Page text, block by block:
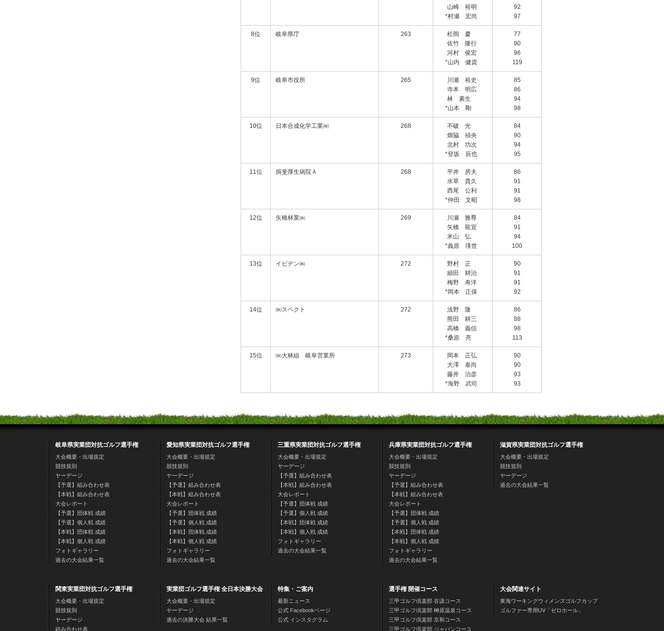
山崎 裕明
*村瀬 宏尚
92
97
8位 岐阜県庁 263
松岡 慶
佐竹 隆行
河村 俊宏
*山内 健資
77
90
96
119
9位 岐阜市役所 265
川瀬 裕史
寺本 明広
林 素生
*山本 剛
85
86
94
98
10位 日本合成化学工業㈱ 268
不破 光
畑脇 禎央
北村 功次
*登坂 辰也
84
90
94
95
11位 揖斐厚生病院Ａ 268
平井 房夫
水草 貴久
西尾 公利
*仲田 文昭
86
91
91
98
12位 矢橋林業㈱ 269
川瀬 雅尊
矢橋 龍宜
米山 弘
*義原 瑛世
84
91
94
100
13位 イビデン㈱ 272
野村 正
細田 耕治
梅野 寿洋
*岡本 正保
90
91
91
92
14位 ㈱スペクト 272
浅野 隆
熊田 耕三
高橋 義信
*桑原 亮
86
88
98
113
15位 ㈱大林組 岐阜営業所 273
岡本 正弘
大澤 泰尚
藤井 治彦
*海野 武司
90
90
93
93
岐阜県実業団対抗ゴルフ選手権
大会概要・出場規定
競技規則
ヤーデージ
【予選】組み合わせ表
【本戦】組み合わせ表
大会レポート
【予選】団体戦 成績
【予選】個人戦 成績
【本戦】団体戦 成績
【本戦】個人戦 成績
フォトギャラリー
過去の大会結果一覧
愛知県実業団対抗ゴルフ選手権
大会概要・出場規定
競技規則
ヤーデージ
【予選】組み合わせ表
【本戦】組み合わせ表
大会レポート
【予選】団体戦 成績
【予選】個人戦 成績
【本戦】団体戦 成績
【本戦】個人戦 成績
フォトギャラリー
過去の大会結果一覧
三重県実業団対抗ゴルフ選手権
大会概要・出場規定
ヤーデージ
【予選】組み合わせ表
【本戦】組み合わせ表
大会レポート
【予選】団体戦 成績
【予選】個人戦 成績
【本戦】団体戦 成績
【本戦】個人戦 成績
フォトギャラリー
過去の大会結果一覧
兵庫県実業団対抗ゴルフ選手権
大会概要・出場規定
競技規則
ヤーデージ
【予選】組み合わせ表
【本戦】組み合わせ表
大会レポート
【予選】団体戦 成績
【予選】個人戦 成績
【本戦】団体戦 成績
【本戦】個人戦 成績
フォトギャラリー
過去の大会結果一覧
滋賀県実業団対抗ゴルフ選手権
大会概要・出場規定
競技規則
ヤーデージ
過去の大会結果一覧
関東実業団対抗ゴルフ選手権
大会概要・出場規定
競技規則
ヤーデージ
組み合わせ表
実業団ゴルフ選手権 全日本決勝大会
大会概要・出場規定
ヤーデージ
過去の決勝大会 結果一覧
特集・ご案内
最新ニュース
公式 Facebookページ
公式 インスタグラム
選手権 開催コース
三甲ゴルフ倶楽部 谷汲コース
三甲ゴルフ倶楽部 榊原温泉コース
三甲ゴルフ倶楽部 京和コース
三甲ゴルフ倶楽部 ジャパンコース
大会関連サイト
東海ワーキングウィメンズゴルフカップ
ゴルファー専用UV「ゼロホール」